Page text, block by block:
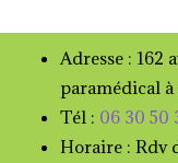
Adresse : 162
paramédical à
Tél : 06 30 50
Horaire : Rdv